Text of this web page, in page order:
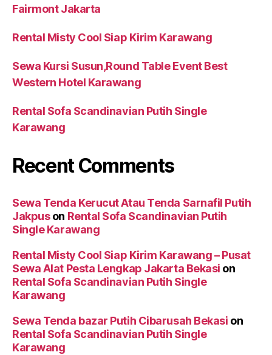
Fairmont Jakarta
Rental Misty Cool Siap Kirim Karawang
Sewa Kursi Susun,Round Table Event Best
Western Hotel Karawang
Rental Sofa Scandinavian Putih Single
Karawang
Recent Comments
Sewa Tenda Kerucut Atau Tenda Sarnafil Putih
Jakpuson Rental Sofa Scandinavian Putih
Single Karawang
Rental Misty Cool Siap Kirim Karawang – Pusat
Sewa Alat Pesta Lengkap Jakarta Bekasi on
Rental Sofa Scandinavian Putih Single
Karawang
Sewa Tenda bazar Putih Cibarusah Bekasi on
Rental Sofa Scandinavian Putih Single
Karawang